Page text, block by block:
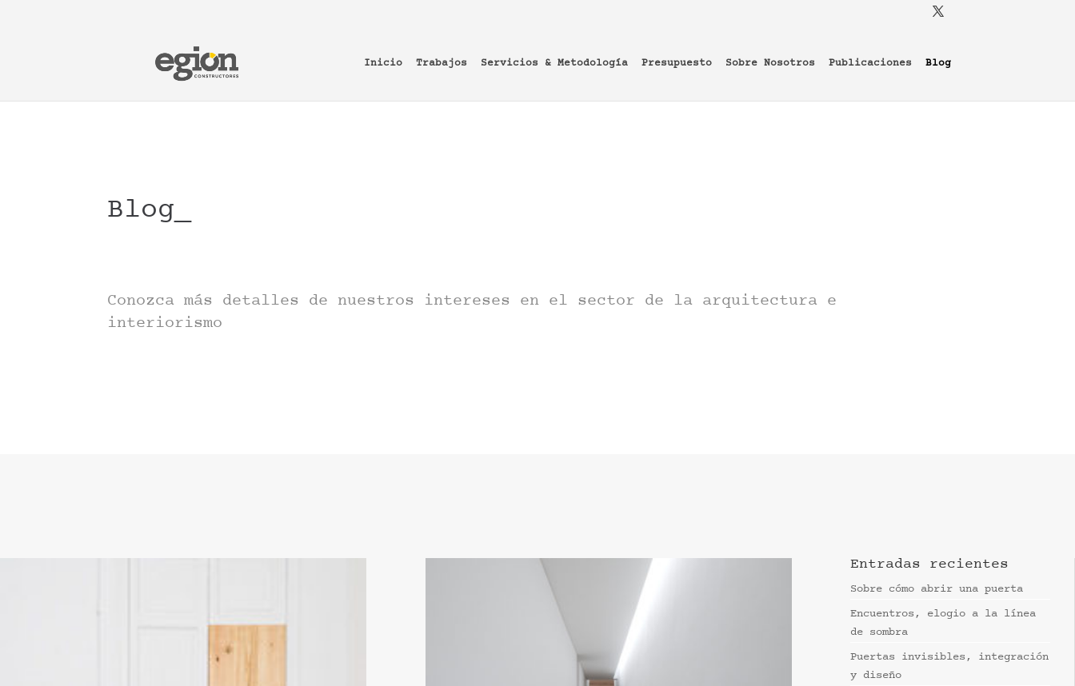
Inicio Trabajos Servicios & Metodología Presupuesto Sobre Nosotros Publicaciones Blog
Blog_
Conozca más detalles de nuestros intereses en el sector de la arquitectura e
interiorismo
Entradas recientes
Sobre cómo abrir una puerta
Encuentros, elogio a la línea
de sombra
Puertas invisibles, integración
y diseño